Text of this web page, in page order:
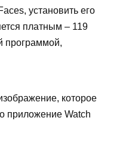
, установить его
платным – 119
программой,
которое
приложение Watch